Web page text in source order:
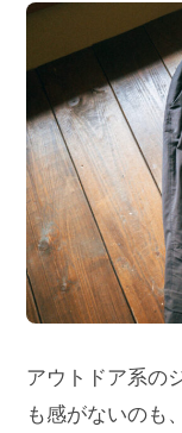
アウトドア系の
も感がないのも